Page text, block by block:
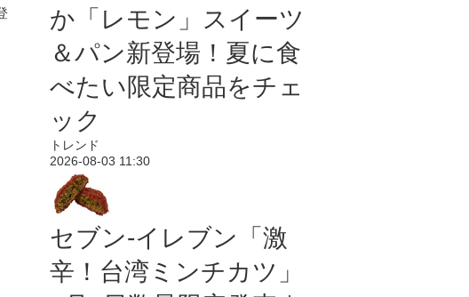
か「レモン」スイーツ
＆パン新登場！夏に食
べたい限定商品をチェ
ック
トレンド
2026-08-03 11:30
セブン-イレブン「激
辛！台湾ミンチカツ」